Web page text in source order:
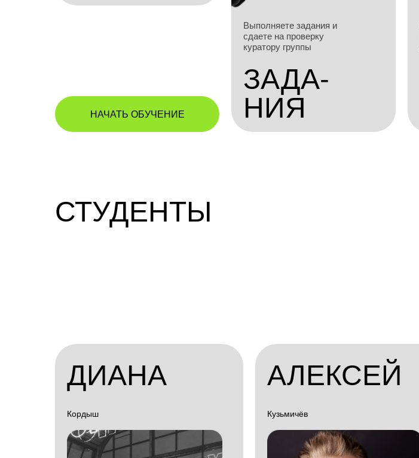
Выполняете задания и
сдаете на проверку
куратору группы
ЗАДА-
НИЯ
НАЧАТЬ ОБУЧЕНИЕ
СТУДЕНТЫ
АЛЕКСЕЙ
Кузьмичёв
ДИАНА
Кордыш